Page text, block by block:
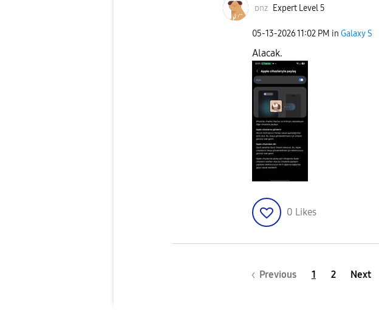
ᴅnz Expert Level 5
‎05-13-202611:02 PM in Galaxy S
Alacak.
0 Likes
Previous 1 2 Next